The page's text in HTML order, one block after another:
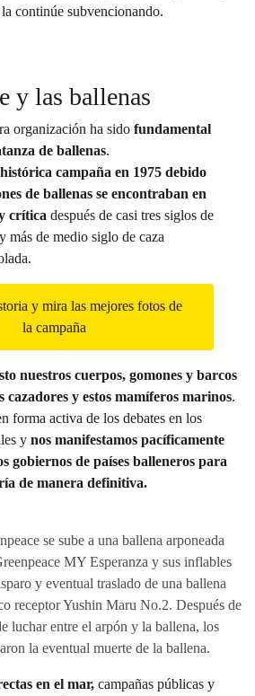
continúe subvencionando.
y las ballenas
organización ha sido fundamental
de ballenas.
histórica campaña en 1975 debido
de ballenas se encontraban en
críticadespués de casi tres siglos de
más de medio siglo de caza
y mira las mejores fotos de
la campaña
nuestros cuerpos, gomones y barcos
cazadores y estos mamíferos marinos.
forma activa de los debates en los
y nos manifestamos pacíficamente
gobiernos de países balleneros para
de manera definitiva.
se sube a una ballena arponeada
MY Esperanza y sus inflables
y eventual traslado de una ballena
receptor Yushin Maru No.2. Después de
luchar entre el arpón y la ballena, los
la eventual muerte de la ballena.
en el mar, campañas públicas y